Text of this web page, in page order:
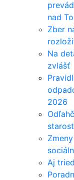
nad
Zber
Na
zvlášť
2026
Aj